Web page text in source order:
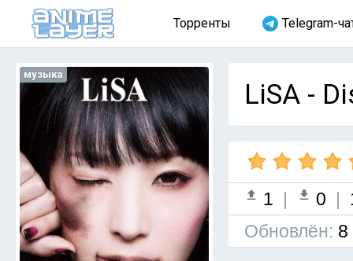
Торренты Telegram-
музыка
LiSA -
1 | 0 |
Обновлён: 8